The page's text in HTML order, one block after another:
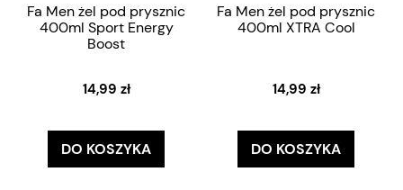
Fa Men żel pod prysznic
400ml Sport Energy
Boost
14,99 zł
DO KOSZYKA
Fa Men żel pod prysznic
400ml XTRA Cool
14,99 zł
DO KOSZYKA